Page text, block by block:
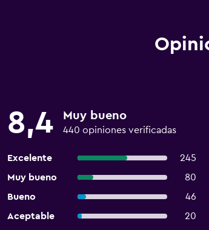
8,4 Muy bueno
440 opiniones verificadas
Excelente
245
Muy bueno
80
Bueno
46
Aceptable
20